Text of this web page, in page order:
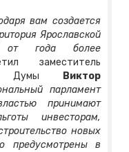
вам создается
Ярославской
от года более
заместитель
Думы
Виктор
парламент
принимают
инвесторам,
новых
предусмотрены в